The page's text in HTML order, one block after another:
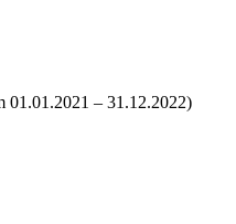
01.01.2021 – 31.12.2022)